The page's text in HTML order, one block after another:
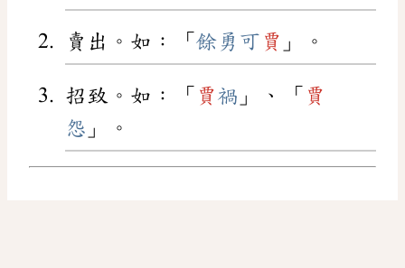
賣出。如：「 餘勇可 賈 」。
招致。如：「 賈禍 」、「 賈
怨 」。